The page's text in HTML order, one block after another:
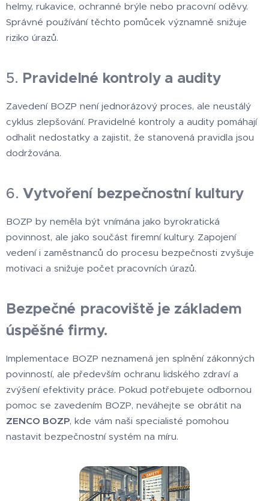
helmy, rukavice, ochranné brýle nebo pracovní oděvy.
Správné používání těchto pomůcek významně snižuje
riziko úrazů.
5. Pravidelné kontroly a audity
Zavedení BOZP není jednorázový proces, ale neustálý
cyklus zlepšování. Pravidelné kontroly a audity pomáhají
odhalit nedostatky a zajistit, že stanovená pravidla jsou
dodržována.
6.Vytvoření bezpečnostní kultury
BOZP by neměla být vnímána jako byrokratická
povinnost, ale jako součást firemní kultury. Zapojení
vedení i zaměstnanců do procesu bezpečnosti zvyšuje
motivaci a snižuje počet pracovních úrazů.
Bezpečné pracoviště je základem
úspěšné firmy.
Implementace BOZP neznamená jen splnění zákonných
povinností, ale především ochranu lidského zdraví a
zvýšení efektivity práce. Pokud potřebujete odbornou
pomoc se zavedením BOZP, neváhejte se obrátit na
ZENCO BOZP, kde vám naši specialisté pomohou
nastavit bezpečnostní systém na míru.